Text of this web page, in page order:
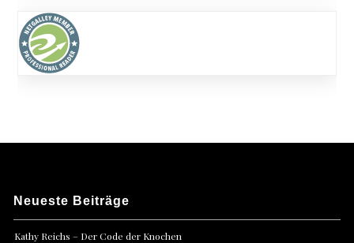
Neueste Beiträge
Kathy Reichs – Der Code der Knochen